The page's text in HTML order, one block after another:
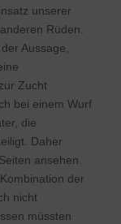
unserer
Rüden.
Aussage,
Zucht
bei einem Wurf
die
Daher
ansehen.
der
nicht
müssten